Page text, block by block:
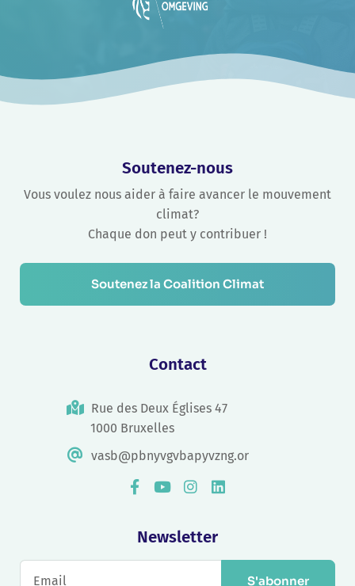
Soutenez-nous
Vous voulez nous aider à faire avancer le mouvement
climat?
Chaque don peut y contribuer !
Soutenez la Coalition Climat
Contact
Rue des Deux Églises 47
1000 Bruxelles
vasb@pbnyvgvbapyvzng.or
Newsletter
S'abonner